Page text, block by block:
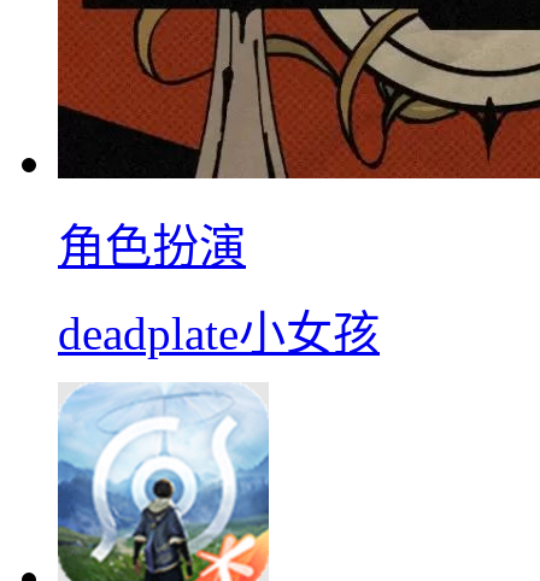
角色扮演
deadplate小女孩